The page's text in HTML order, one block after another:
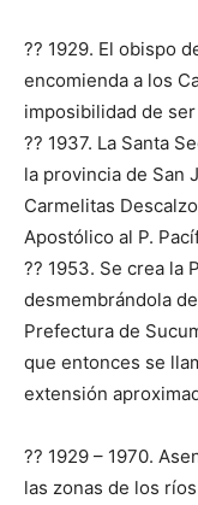
?? 1929. El obispo
encomienda a los
imposibilidad de
?? 1937. La Santa
la provincia de San
Carmelitas
Apostólico al P.
?? 1953. Se crea la
desmembrándola
Prefectura de
que entonces se
extensión
?? 1929 – 1970.
las zonas de los